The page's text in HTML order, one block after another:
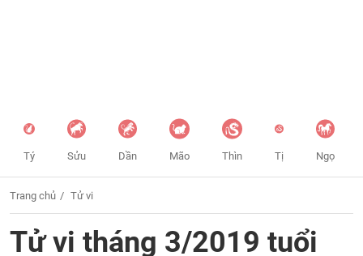
Tý Sửu Dần Mão Thìn Tị Ngọ
Trang chủ Tử vi
Tử vi tháng 3/2019 tuổi